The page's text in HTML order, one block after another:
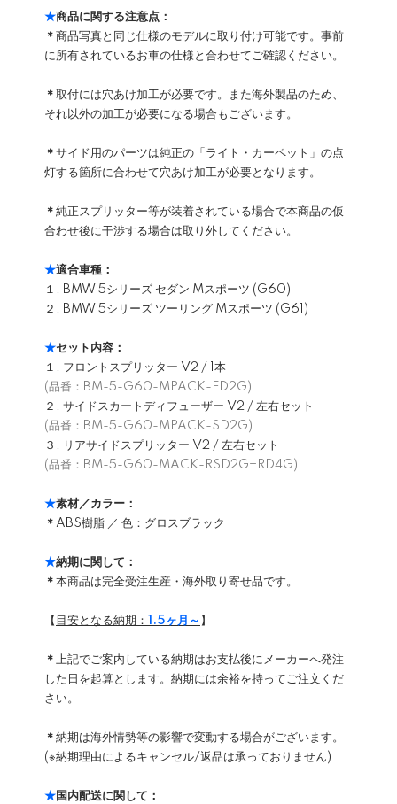
★商品に関する注意点：
＊ 商品写真と同じ仕様のモデルに取り付け可能です。事前
に所有されているお車の仕様と合わせてご確認ください。
＊ 取付には穴あけ加工が必要です。また海外製品のため、
それ以外の加工が必要になる場合もございます。
＊ サイド用のパーツは純正の「ライト・カーペット」の点
灯する箇所に合わせて穴あけ加工が必要となります。
＊ 純正スプリッター等が装着されている場合で本商品の仮
合わせ後に干渉する場合は取り外してください。
★適合車種：
１. BMW 5シリーズ セダン Mスポーツ (G60)
２. BMW 5シリーズ ツーリング Mスポーツ (G61)
★セット内容：
１. フロントスプリッター V2 / 1本
(品番：BM-5-G60-MPACK-FD2G)
２. サイドスカートディフューザー V2 / 左右セット
(品番：BM-5-G60-MPACK-SD2G)
３. リアサイドスプリッター V2 / 左右セット
(品番：BM-5-G60-MACK-RSD2G+RD4G)
★素材／カラー：
＊ ABS樹脂 ／ 色：グロスブラック
★納期に関して：
＊ 本商品は完全受注生産・海外取り寄せ品です。
【 目安となる納期： 1.5ヶ月～ 】
＊ 上記でご案内している納期はお支払後にメーカーへ発注
した日を起算とします。納期には余裕を持ってご注文くだ
さい。
＊ 納期は海外情勢等の影響で変動する場合がございます。
(※納期理由によるキャンセル/返品は承っておりません)
★国内配送に関して：